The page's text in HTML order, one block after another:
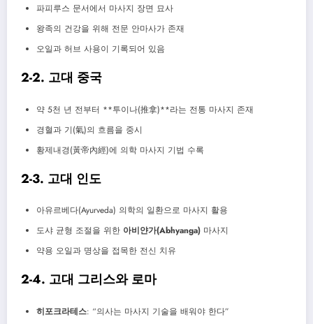
파피루스 문서에서 마사지 장면 묘사
왕족의 건강을 위해 전문 안마사가 존재
오일과 허브 사용이 기록되어 있음
2-2. 고대 중국
약 5천 년 전부터 **투이나(推拿)**라는 전통 마사지 존재
경혈과 기(氣)의 흐름을 중시
황제내경(黃帝內經)에 의학 마사지 기법 수록
2-3. 고대 인도
아유르베다(Ayurveda) 의학의 일환으로 마사지 활용
도샤 균형 조절을 위한 아비얀가(Abhyanga) 마사지
약용 오일과 명상을 접목한 전신 치유
2-4. 고대 그리스와 로마
히포크라테스: “의사는 마사지 기술을 배워야 한다”